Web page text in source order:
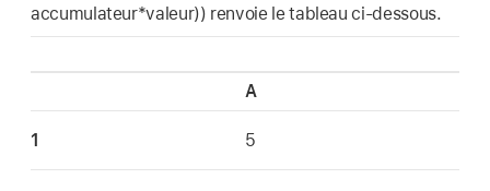
accumulateur*valeur)) renvoie le tableau ci-dessous.
A
1 5